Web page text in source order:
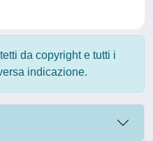
da copyright e tutti i
indicazione.